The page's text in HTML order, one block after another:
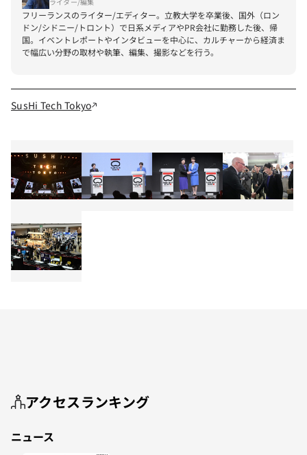
フリーランスのライター/エディター。立教大学を卒業後、国外（ロン
ドン/シドニー/トロント）で日系メディアやPR会社に勤務した後、帰
国。イベントレポートやインタビューを中心に、カルチャーから経済ま
で幅広い分野の取材や執筆、編集、撮影などを行う。
SusHi Tech Tokyo
アクセスランキング
ニュース